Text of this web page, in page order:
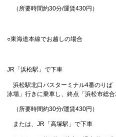
（所要時間約30分/運賃430円）
○東海道本線でお越しの場合
JR「浜松駅」で下車
浜松駅北口バスターミナル4番のり
泳場」行きに乗車し、終点「浜松市総
（所要時間約30分/運賃430円）
または、JR「高塚駅」で下車